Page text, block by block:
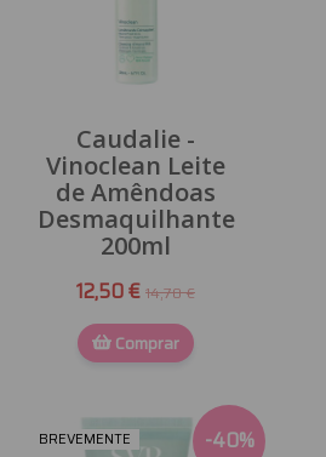
Caudalie -
Vinoclean Leite
de Amêndoas
Desmaquilhante
200ml
12,50 € 14,70 €
Comprar
-40%
BREVEMENTE